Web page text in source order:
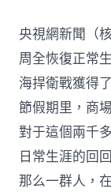
央視網新聞（
周全恢復正常
海捍衛戰獲得
節假期里，商
對于這個兩千
日常生涯的回
那么一群人，